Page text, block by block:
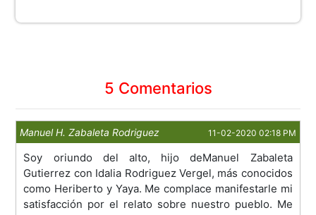
5 Comentarios
Manuel H. Zabaleta Rodriguez 11-02-2020 02:18 PM
Soy oriundo del alto, hijo deManuel Zabaleta
Gutierrez con Idalia Rodriguez Vergel, más conocidos
como Heriberto y Yaya. Me complace manifestarle mi
satisfacción por el relato sobre nuestro pueblo. Me